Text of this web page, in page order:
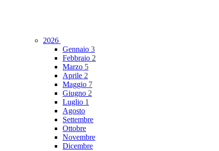
2026
Gennaio 3
Febbraio 2
Marzo 5
Aprile 2
Maggio 7
Giugno 2
Luglio 1
Agosto
Settembre
Ottobre
Novembre
Dicembre